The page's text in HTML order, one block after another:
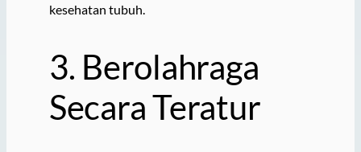
kesehatan tubuh.
3. Berolahraga
Secara Teratur